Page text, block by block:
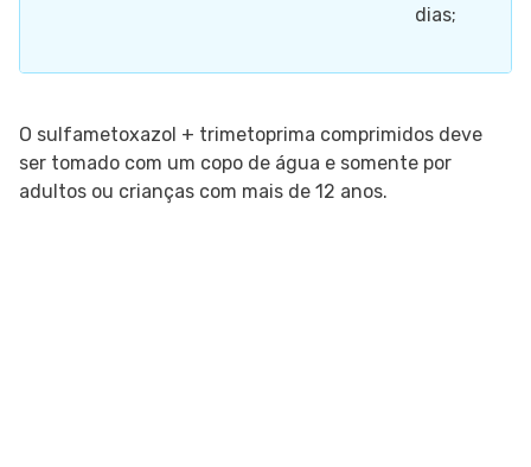
dias;
O sulfametoxazol + trimetoprima comprimidos deve
ser tomado com um copo de água e somente por
adultos ou crianças com mais de 12 anos.